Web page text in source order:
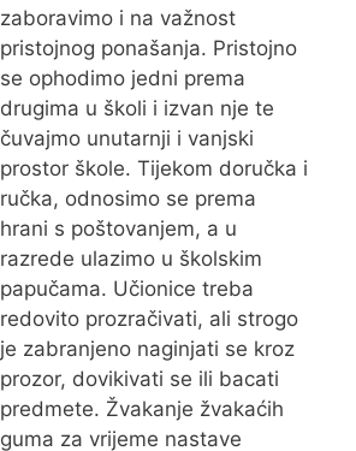
zaboravimo i na važnost
pristojnog ponašanja. Pristojno
se ophodimo jedni prema
drugima u školi i izvan nje te
čuvajmo unutarnji i vanjski
prostor škole. Tijekom doručka i
ručka, odnosimo se prema
hrani s poštovanjem, a u
razrede ulazimo u školskim
papučama. Učionice treba
redovito prozračivati, ali strogo
je zabranjeno naginjati se kroz
prozor, dovikivati se ili bacati
predmete. Žvakanje žvakaćih
guma za vrijeme nastave